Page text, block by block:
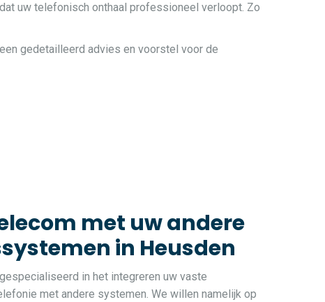
uw telefonisch onthaal professioneel verloopt. Zo
gedetailleerd advies en voorstel voor de
met uw andere
in Heusden
in het integreren uw vaste
met andere systemen. We willen namelijk op